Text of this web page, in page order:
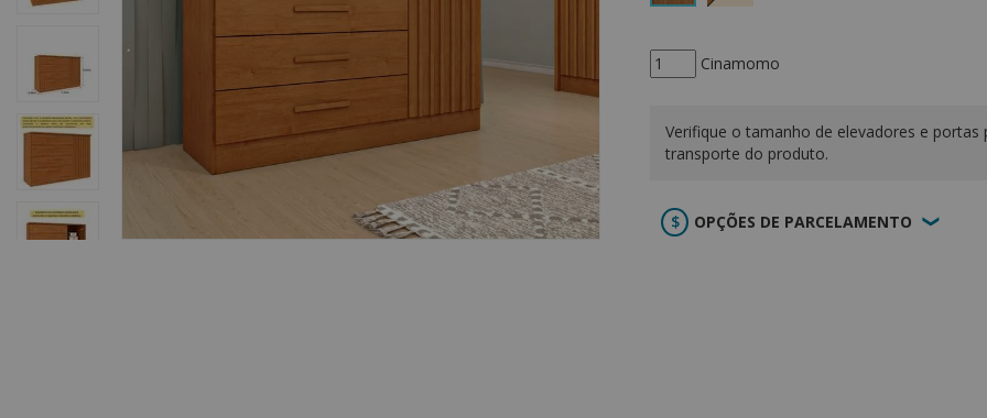
Cinamomo
Verifique o tamanho de elevadores e portas
transporte do produto.
OPÇÕES DE PARCELAMENTO